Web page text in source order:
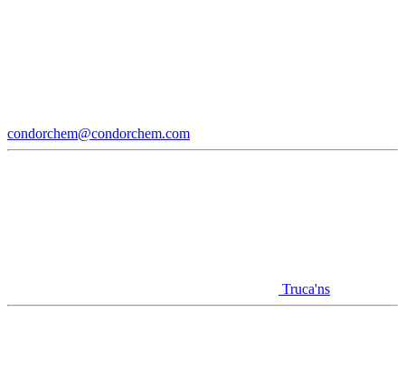
condorchem@condorchem.com
Truca'ns